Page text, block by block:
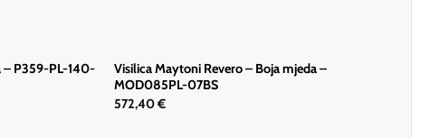
– P359-PL-140-
Visilica Maytoni Revero – Boja mjeda –
MOD085PL-07BS
572,40€